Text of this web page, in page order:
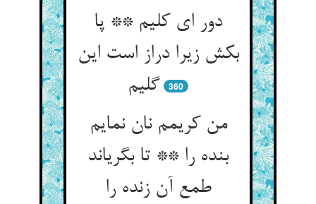
دور ای کلیم ** پا
بکش زیرا دراز است این
گلیم‏
360
من کریمم نان نمایم
بنده را ** تا بگریاند
طمع آن زنده را